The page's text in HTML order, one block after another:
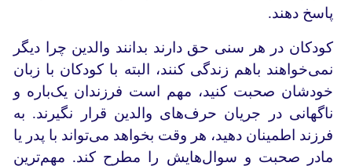
پاسخ دهند.
کودکان در هر سنی حق دارند بدانند والدین چرا دیگر
نمی‌خواهند باهم زندگی کنند، البته با کودکان با زبان
خودشان صحبت کنید، مهم است فرزندان یک‌باره و
ناگهانی در جریان حرف‌های والدین قرار نگیرند. به
فرزند اطمینان دهید، هر وقت بخواهد می‌تواند با پدر یا
مادر صحبت و سوال‌هایش را مطرح کند. مهم‌ترین